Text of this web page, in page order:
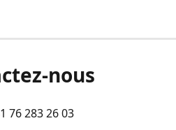
nous
76 283 26 03